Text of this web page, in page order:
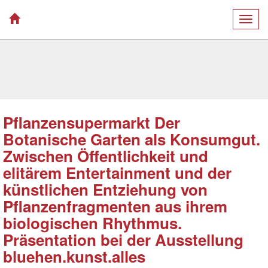
Pflanzensupermarkt Der
Botanische Garten als Konsumgut.
Zwischen Öffentlichkeit und
elitärem Entertainment und der
künstlichen Entziehung von
Pflanzenfragmenten aus ihrem
biologischen Rhythmus.
Präsentation bei der Ausstellung
bluehen.kunst.alles